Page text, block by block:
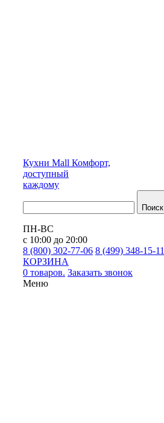
Кухни Mall Комфорт,
доступный
каждому
Поиск
ПН-ВС
с 10:00 до 20:00
8 (800) 302-77-06 8 (499) 348-15-11
КОРЗИНА
0 товаров. Заказать звонок
Меню